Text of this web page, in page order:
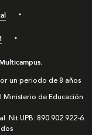
un periodo de 8 años
Ministerio de Educación
Nit UPB: 890.902.922-6.